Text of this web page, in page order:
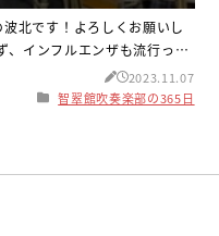
北です！よろしくお願いし
、インフルエンザも流行って
も体温調節や手洗いうがい等
いきましょう！！ さて、話は
2023.11.07
智翠館吹奏楽部の365日